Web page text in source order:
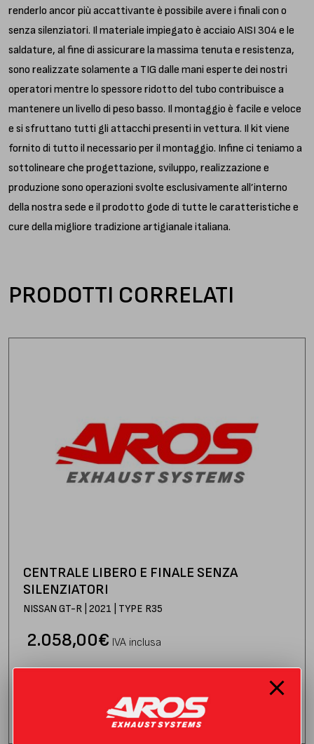
renderlo ancor più accattivante è possibile avere i finali con o
senza silenziatori. Il materiale impiegato è acciaio AISI 304 e le
saldature, al fine di assicurare la massima tenuta e resistenza,
sono realizzate solamente a TIG dalle mani esperte dei nostri
operatori mentre lo spessore ridotto del tubo contribuisce a
mantenere un livello di peso basso. Il montaggio è facile e veloce
e si sfruttano tutti gli attacchi presenti in vettura. Il kit viene
fornito di tutto il necessario per il montaggio. Infine ci teniamo a
sottolineare che progettazione, sviluppo, realizzazione e
produzione sono operazioni svolte esclusivamente all’interno
della nostra sede e il prodotto gode di tutte le caratteristiche e
cure della migliore tradizione artigianale italiana.
PRODOTTI CORRELATI
CENTRALE LIBERO E FINALE SENZA
SILENZIATORI
NISSAN GT-R | 2021 | TYPE R35
€
2.058,00 IVA inclusa
AGGIUNGI AL CARRELLO